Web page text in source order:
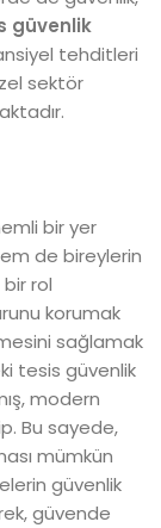
güvenlik
tehditleri
sektör
bir yer
de bireylerin
rol
korumak
sağlamak
tesis güvenlik
modern
Bu sayede,
mümkün
güvenlik
güvende